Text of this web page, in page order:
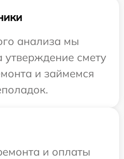
анализа мы
утверждение смету
и займемся
и оплаты